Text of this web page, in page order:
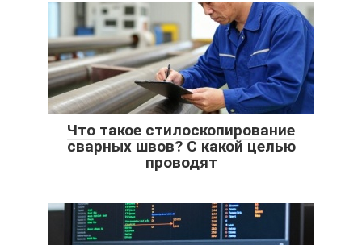
Что такое стилоскопирование
сварных швов? С какой целью
проводят